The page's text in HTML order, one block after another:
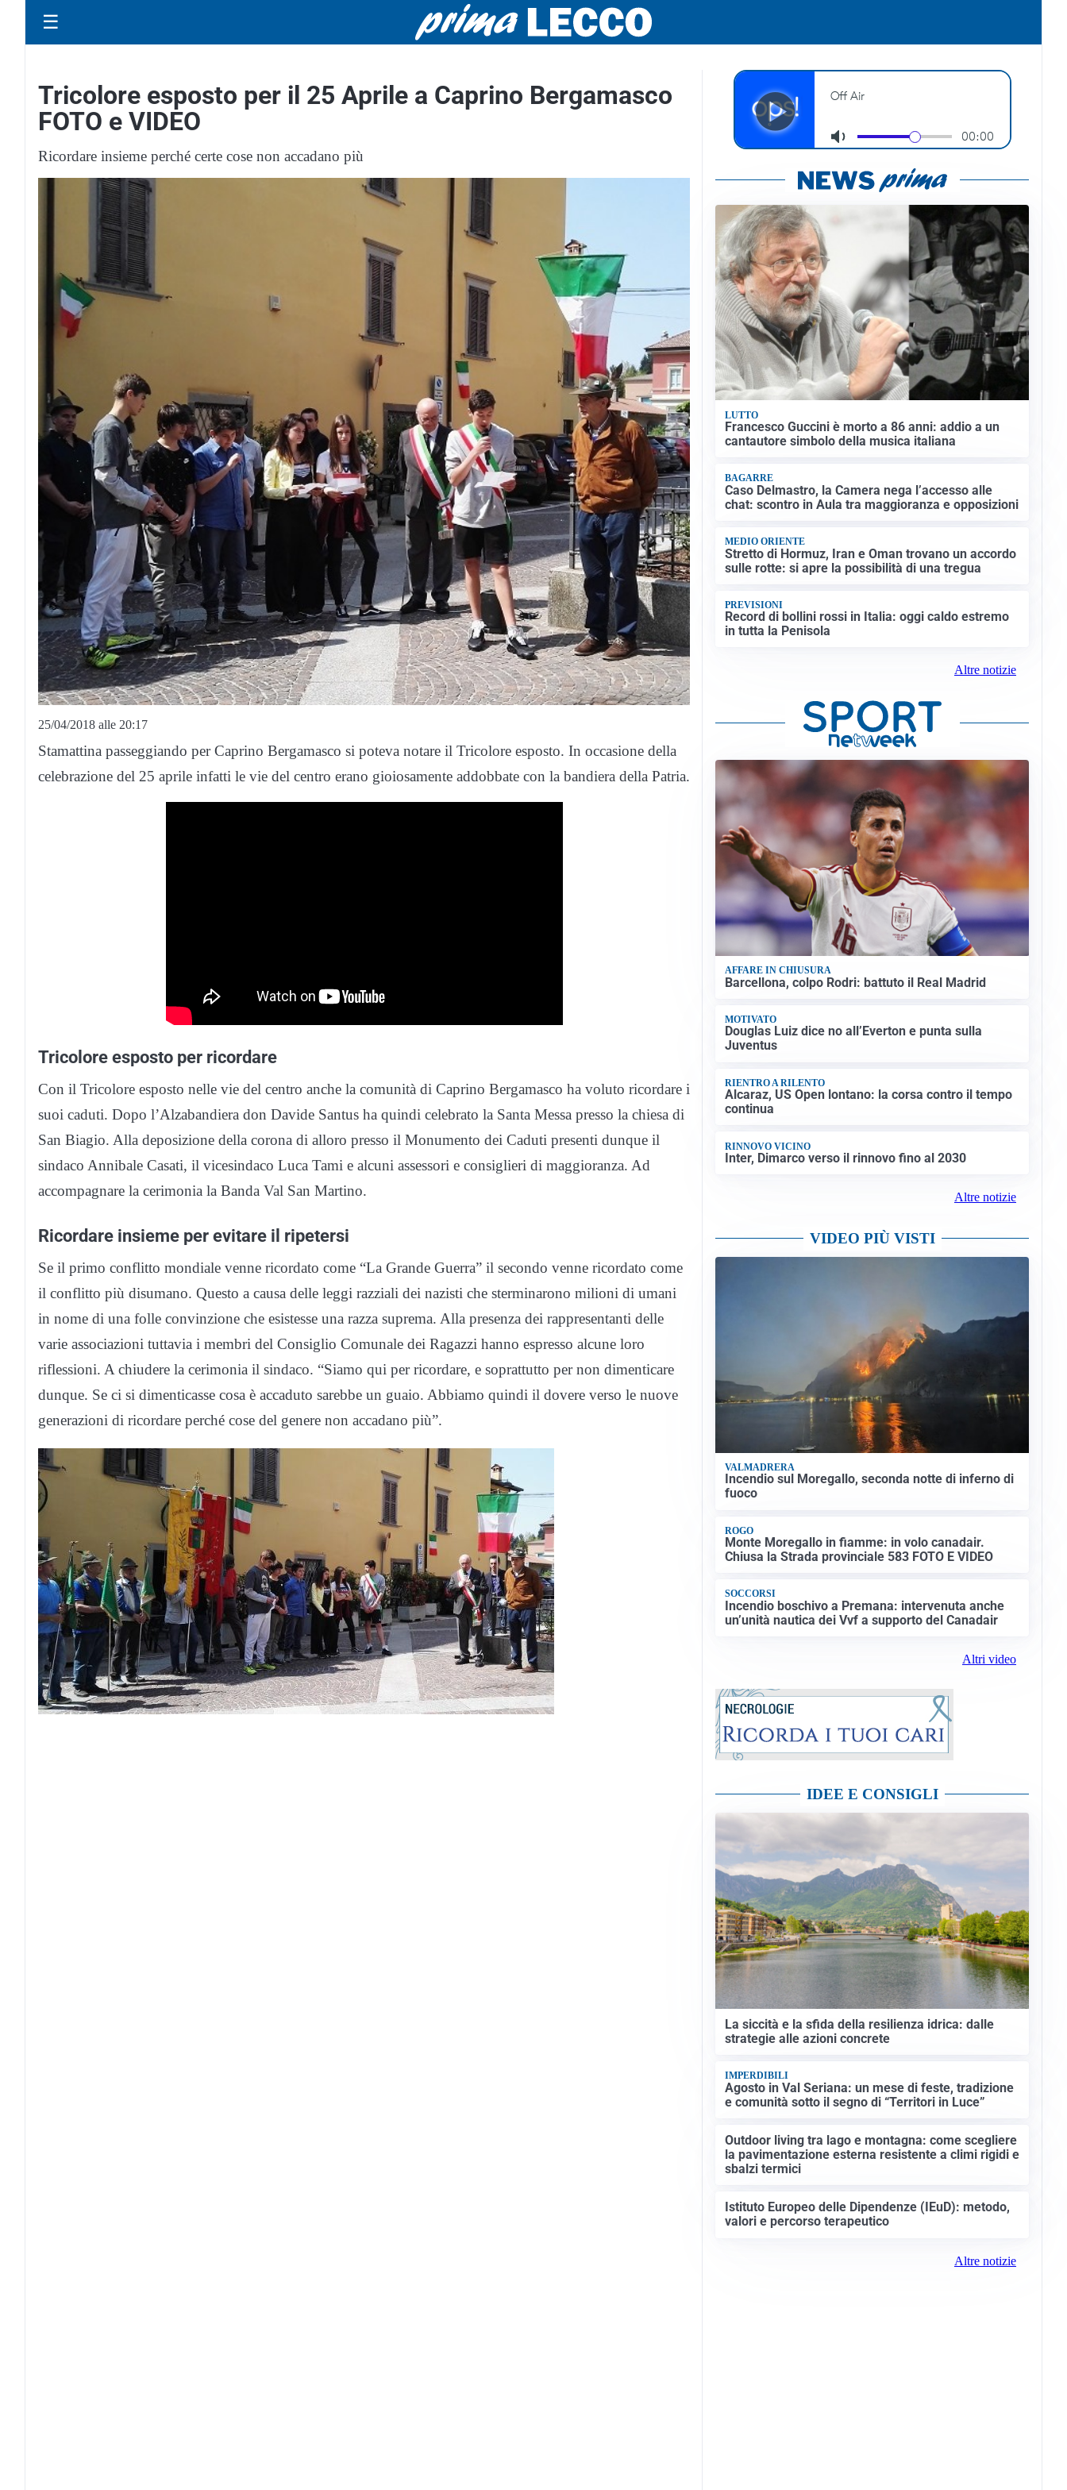
☰
Tricolore esposto per il 25 Aprile a Caprino Bergamasco
FOTO e VIDEO
Ricordare insieme perché certe cose non accadano più
25/04/2018 alle 20:17
Stamattina passeggiando per Caprino Bergamasco si poteva notare il Tricolore esposto. In occasione della
celebrazione del 25 aprile infatti le vie del centro erano gioiosamente addobbate con la bandiera della Patria.
Tricolore esposto per ricordare
Con il Tricolore esposto nelle vie del centro anche la comunità di Caprino Bergamasco ha voluto ricordare i
suoi caduti. Dopo l’Alzabandiera don Davide Santus ha quindi celebrato la Santa Messa presso la chiesa di
San Biagio. Alla deposizione della corona di alloro presso il Monumento dei Caduti presenti dunque il
sindaco Annibale Casati, il vicesindaco Luca Tami e alcuni assessori e consiglieri di maggioranza. Ad
accompagnare la cerimonia la Banda Val San Martino.
Ricordare insieme per evitare il ripetersi
Se il primo conflitto mondiale venne ricordato come “La Grande Guerra” il secondo venne ricordato come
il conflitto più disumano. Questo a causa delle leggi razziali dei nazisti che sterminarono milioni di umani
in nome di una folle convinzione che esistesse una razza suprema. Alla presenza dei rappresentanti delle
varie associazioni tuttavia i membri del Consiglio Comunale dei Ragazzi hanno espresso alcune loro
riflessioni. A chiudere la cerimonia il sindaco. “Siamo qui per ricordare, e soprattutto per non dimenticare
dunque. Se ci si dimenticasse cosa è accaduto sarebbe un guaio. Abbiamo quindi il dovere verso le nuove
generazioni di ricordare perché cose del genere non accadano più”.
LUTTO
Francesco Guccini è morto a 86 anni: addio a un
cantautore simbolo della musica italiana
BAGARRE
Caso Delmastro, la Camera nega l’accesso alle
chat: scontro in Aula tra maggioranza e opposizioni
MEDIO ORIENTE
Stretto di Hormuz, Iran e Oman trovano un accordo
sulle rotte: si apre la possibilità di una tregua
PREVISIONI
Record di bollini rossi in Italia: oggi caldo estremo
in tutta la Penisola
Altre notizie
AFFARE IN CHIUSURA
Barcellona, colpo Rodri: battuto il Real Madrid
MOTIVATO
Douglas Luiz dice no all’Everton e punta sulla
Juventus
RIENTRO A RILENTO
Alcaraz, US Open lontano: la corsa contro il tempo
continua
RINNOVO VICINO
Inter, Dimarco verso il rinnovo fino al 2030
Altre notizie
VIDEO PIÙ VISTI
VALMADRERA
Incendio sul Moregallo, seconda notte di inferno di
fuoco
ROGO
Monte Moregallo in fiamme: in volo canadair.
Chiusa la Strada provinciale 583 FOTO E VIDEO
SOCCORSI
Incendio boschivo a Premana: intervenuta anche
un’unità nautica dei Vvf a supporto del Canadair
Altri video
IDEE E CONSIGLI
La siccità e la sfida della resilienza idrica: dalle
strategie alle azioni concrete
IMPERDIBILI
Agosto in Val Seriana: un mese di feste, tradizione
e comunità sotto il segno di “Territori in Luce”
Outdoor living tra lago e montagna: come scegliere
la pavimentazione esterna resistente a climi rigidi e
sbalzi termici
Istituto Europeo delle Dipendenze (IEuD): metodo,
valori e percorso terapeutico
Altre notizie